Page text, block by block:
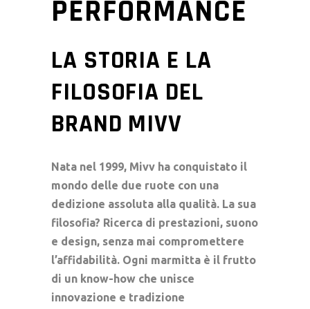
PERFORMANCE
LA STORIA E LA
FILOSOFIA DEL
BRAND MIVV
Nata nel 1999, Mivv ha conquistato il
mondo delle due ruote con una
dedizione assoluta alla qualità. La sua
filosofia? Ricerca di prestazioni, suono
e design, senza mai compromettere
l’affidabilità. Ogni marmitta è il frutto
di un know-how che unisce
innovazione e tradizione